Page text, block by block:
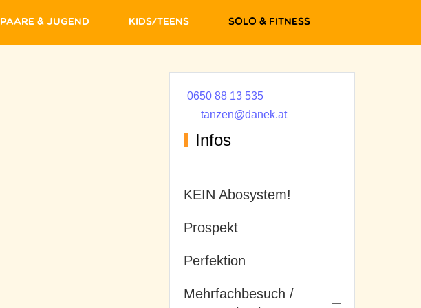
Paare & Jugend Kids/Teens Solo & Fitness
0650 88 13 535
tanzen@danek.at
Infos
KEIN Abosystem!
Prospekt
Perfektion
Mehrfachbesuch /